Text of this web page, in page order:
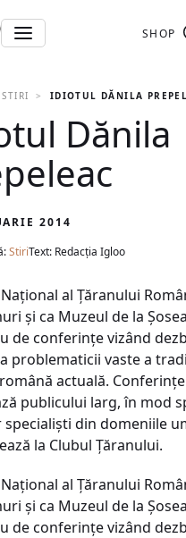
SHOP
STIRI IDIOTUL DĂNILA
Dănila
2014
StiriText: Redacția Igloo
al Ţăranului
şi ca Muzeul de la
de conferinţe vizând
problematicii vaste a
actuală.
publicului larg, în mod
din domeniile
la Clubul Ţăranului.
al Ţăranului
şi ca Muzeul de la
de conferinţe vizând